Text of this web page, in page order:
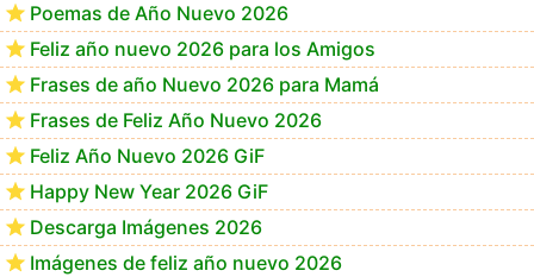
Poemas de Año Nuevo 2026
Feliz año nuevo 2026 para los Amigos
Frases de año Nuevo 2026 para Mamá
Frases de Feliz Año Nuevo 2026
Feliz Año Nuevo 2026 GiF
Happy New Year 2026 GiF
Descarga Imágenes 2026
Imágenes de feliz año nuevo 2026